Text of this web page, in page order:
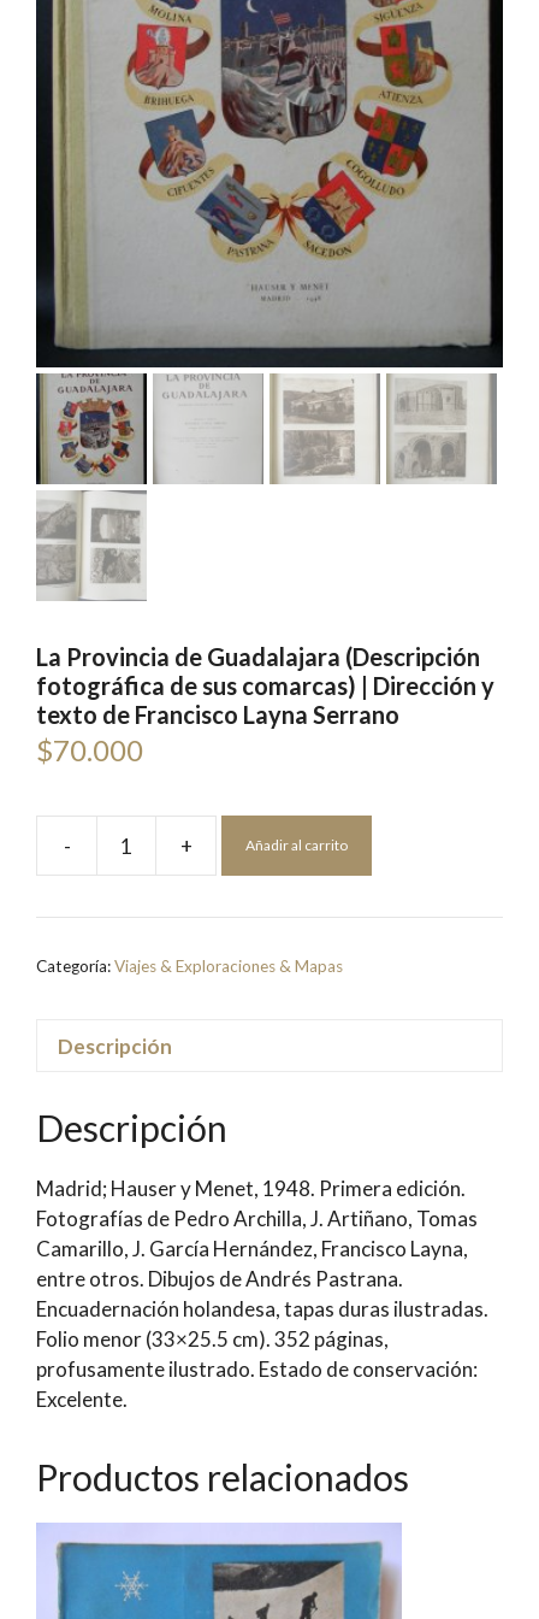
La Provincia de Guadalajara (Descripción
fotográfica de sus comarcas) | Dirección y
texto de Francisco Layna Serrano
$70.000
-
de
(Descripción
|
y
texto
de
Francisco
Layna
Serrano
cantidad
+ Añadir al carrito
Categoría:Viajes & Exploraciones & Mapas
Descripción
Descripción
Madrid; Hauser y Menet, 1948. Primera edición.
Fotografías de Pedro Archilla, J. Artiñano, Tomas
Camarillo, J. García Hernández, Francisco Layna,
entre otros. Dibujos de Andrés Pastrana.
Encuadernación holandesa, tapas duras ilustradas.
Folio menor (33×25.5 cm). 352 páginas,
profusamente ilustrado. Estado de conservación:
Excelente.
Productos relacionados